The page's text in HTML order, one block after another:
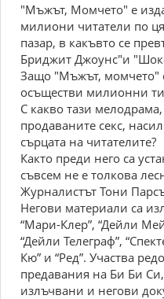
"Мъжът, Момчето" е
милиони читатели по
пазар, в какъвто се
Бриджит Джоунс"и
Защо "Мъжът, момчето"
осъществи милионни
С какво тази
продаваните секс,
сърцата на читателите?
Както преди него са
съвсем не е толкова
Журналистът Тони
Негови материали са
“Мари-Клер”, “Дейли
“Дейли Телеграф”,
Кю” и “Ред”. Участва
предавания на Би Би
излъчвани и негови